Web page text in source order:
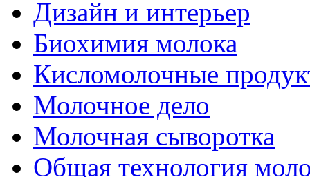
Дизайн и интерьер
Биохимия молока
Кисломолочные
Молочное дело
Молочная сыворотка
Общая технология